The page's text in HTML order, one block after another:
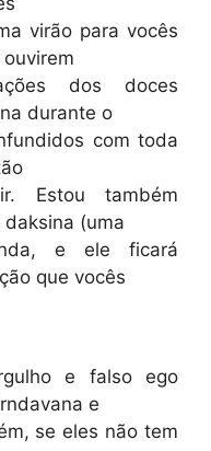
virão para vocês
dos doces
durante o
com toda
Estou também
(uma
e ele ficará
que vocês
e falso ego
e
se eles não tem